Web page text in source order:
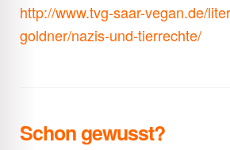
http://www.tvg-saar-vegan.de/
goldner/nazis-und-tierrechte/
Schon gewusst?